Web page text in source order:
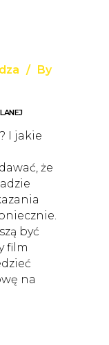
By
I jakie
że
być
film
na